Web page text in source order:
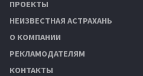
ПРОЕКТЫ
НЕИЗВЕСТНАЯ АСТРАХАНЬ
О КОМПАНИИ
РЕКЛАМОДАТЕЛЯМ
КОНТАКТЫ